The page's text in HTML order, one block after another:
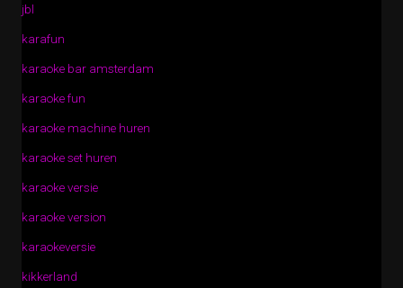
jbl
karafun
karaoke bar amsterdam
karaoke fun
karaoke machine huren
karaoke set huren
karaoke versie
karaoke version
karaokeversie
kikkerland